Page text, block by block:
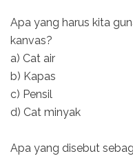
Apa yang harus kita
kanvas?
a) Cat air
b) Kapas
c) Pensil
d) Cat minyak
Apa yang disebut